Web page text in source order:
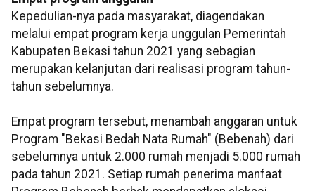
Kepedulian-nya pada masyarakat, diagendakan
melalui empat program kerja unggulan Pemerintah
Kabupaten Bekasi tahun 2021 yang sebagian
merupakan kelanjutan dari realisasi program tahun-
tahun sebelumnya.
Empat program tersebut, menambah anggaran untuk
Program "Bekasi Bedah Nata Rumah" (Bebenah) dari
sebelumnya untuk 2.000 rumah menjadi 5.000 rumah
pada tahun 2021. Setiap rumah penerima manfaat